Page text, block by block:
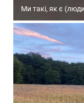
Ми такі, як є